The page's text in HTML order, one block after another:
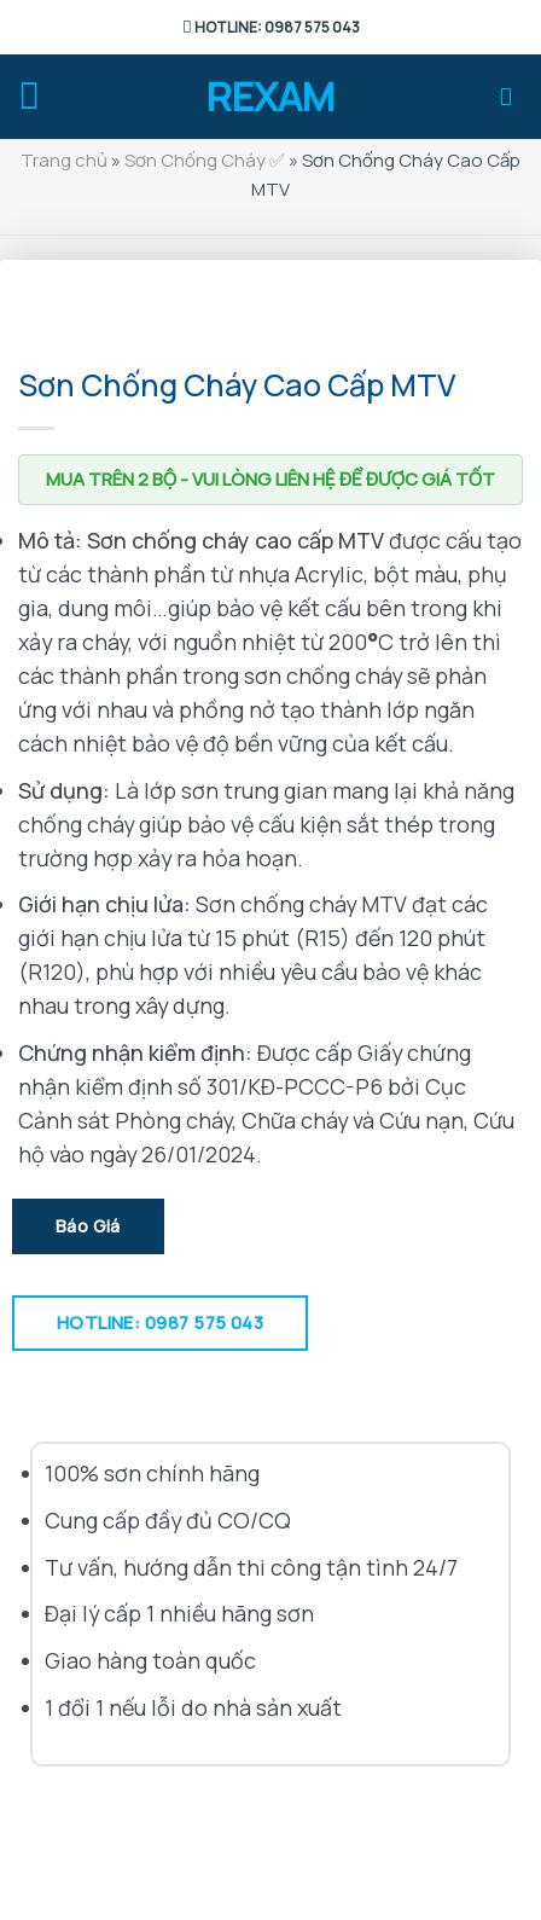
HOTLINE: 0987 575 043
REXAM
Trang chủ »Sơn Chống Cháy ✅ »Sơn Chống Cháy Cao Cấp
MTV
Sơn Chống Cháy Cao Cấp MTV
MUA TRÊN 2 BỘ - VUI LÒNG LIÊN HỆ ĐỂ ĐƯỢC GIÁ TỐT
Mô tả: Sơn chống cháy cao cấp MTVđược cấu tạo
từ các thành phần từ nhựa Acrylic, bột màu, phụ
gia, dung môi…giúp bảo vệ kết cấu bên trong khi
xảy ra cháy, với nguồn nhiệt từ 200°C trở lên thì
các thành phần trong sơn chống cháy sẽ phản
ứng với nhau và phồng nở tạo thành lớp ngăn
cách nhiệt bảo vệ độ bền vững của kết cấu.
Sử dụng: Là lớp sơn trung gian mang lại khả năng
chống cháy giúp bảo vệ cấu kiện sắt thép trong
trường hợp xảy ra hỏa hoạn.
Giới hạn chịu lửa: Sơn chống cháy MTV đạt các
giới hạn chịu lửa từ 15 phút (R15) đến 120 phút
(R120), phù hợp với nhiều yêu cầu bảo vệ khác
nhau trong xây dựng.
Chứng nhận kiểm định: Được cấp Giấy chứng
nhận kiểm định số 301/KĐ-PCCC-P6 bởi Cục
Cảnh sát Phòng cháy, Chữa cháy và Cứu nạn, Cứu
hộ vào ngày 26/01/2024.
Báo Giá
HOTLINE: 0987 575 043
100% sơn chính hãng
Cung cấp đầy đủ CO/CQ
Tư vấn, hướng dẫn thi công tận tình 24/7
Đại lý cấp 1 nhiều hãng sơn
Giao hàng toàn quốc
1 đổi 1 nếu lỗi do nhà sản xuất